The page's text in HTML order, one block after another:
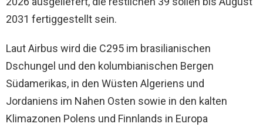
2031 fertiggestellt sein.
Laut Airbus wird die C295 im brasilianischen
Dschungel und den kolumbianischen Bergen
Südamerikas, in den Wüsten Algeriens und
Jordaniens im Nahen Osten sowie in den kalten
Klimazonen Polens und Finnlands in Europa